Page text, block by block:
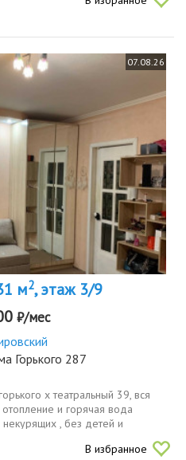
07.08.26
м2, этаж 3/9
₽/мес
Горького 287
х театральный 39, вся
и горячая вода
некурящих , без детей и
В избранное